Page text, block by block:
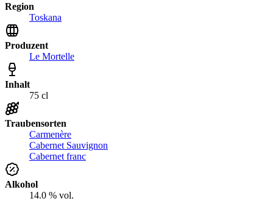
Region
Toskana
Produzent
Le Mortelle
Inhalt
75 cl
Traubensorten
Carmenère
Cabernet Sauvignon
Cabernet franc
Alkohol
14.0 % vol.